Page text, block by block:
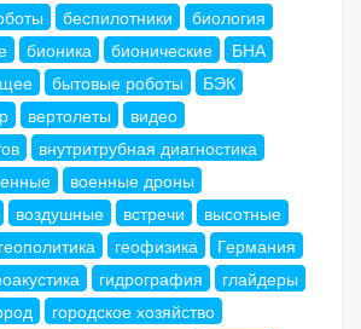
беспилотники
биология
бионика бионические
БНА
бытовые роботы
БЭК
вертолеты
видео
внутритрубная диагностика
военные дроны
воздушные встречи
высотные
геополитика геофизика
Германия
гидрография
глайдеры
городское хозяйство